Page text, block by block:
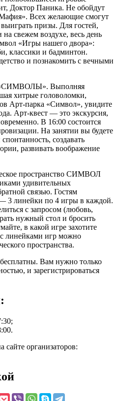
Доктор Паника. Не обойдут
Всех желающие смогут
призы. Для гостей,
свежем воздухе, весь день
«Игры нашего двора»:
классики и бадминтон.
и познакомить с вечными
«СИМВОЛЫ». Выполняя
хитрые головоломки,
Арт-парка «Символ», увидите
Арт-квест — это экскурсия,
В 16:00 состоится
На занятии вы будете
создавать
развивать воображение
пространство СИМВОЛ
удивительных
связью. Гостям
3 линейки по 4 игры в каждой.
с запросом (любовь,
нужный стол и бросить
в какой игре захотите
линейками игр можно
пространства.
Вам нужно только
и зарегистрироваться
сайте организаторов: